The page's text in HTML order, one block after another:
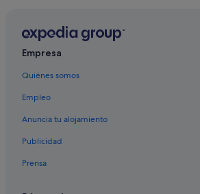
Apartamentos en Estación de metro Serrano
Distrito Centro de Madrid hoteles
Hoteles románticos en Madrid
Pensiones en Estación de metro Atocha-Renfe
Hoteles con gimnasio en Recoletos
Empresa
Quiénes somos
Empleo
Anuncia tu alojamiento
Publicidad
Prensa